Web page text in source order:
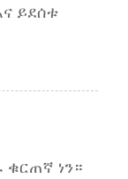
ይደሰቱ
ነን።